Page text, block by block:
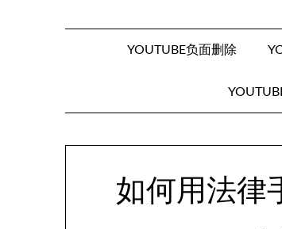
YOUTUBE负面删除
如何用法律